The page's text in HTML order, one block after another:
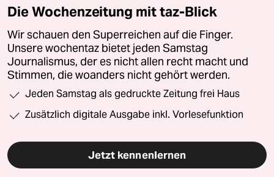
Die Wochenzeitung mit taz-Blick
Wir schauen den Superreichen auf die Finger.
Unsere wochentaz bietet jeden Samstag
Journalismus, der es nicht allen recht macht und
Stimmen, die woanders nicht gehört werden.
Jeden Samstag als gedruckte Zeitung frei Haus
Zusätzlich digitale Ausgabe inkl. Vorlesefunktion
Jetzt kennenlernen